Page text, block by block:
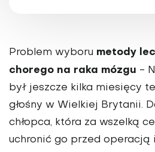
Problem wyboru metody
chorego na raka mózgu -
był jeszcze kilka miesięcy
głośny w Wielkiej Brytanii.
chłopca, która za wszelką
uchronić go przed operacją